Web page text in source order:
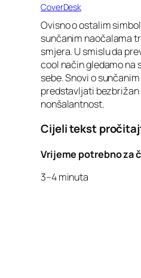
CoverDesk
Ovisno o ostalim
sunčanim naočalama
smjera. U smislu da
cool način gledamo na
sebe. Snovi o
predstavljati
nonšalantnost.
Cijeli tekst
Vrijeme potrebno za
3–4 minuta